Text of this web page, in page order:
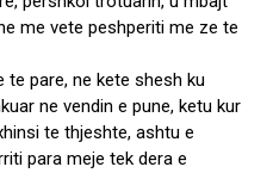
me vete peshperiti me ze te
te pare, ne kete shesh ku
ne vendin e pune, ketu kur
te thjeshte, ashtu e
para meje tek dera e